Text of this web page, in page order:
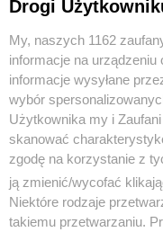
PiS
Drogi
My, naszych 1162
informacje na
informacje wysyłane
wybór
Użytkownika my i
skanować
zgodę na korzystanie z
ją zmienić/wycofać
Niektóre rodzaje
takiemu przetwarzaniu.